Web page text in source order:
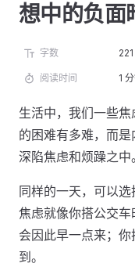
想中的负面
字数
阅读时间 1
生活中，我们一些
的困难有多难，而
深陷焦虑和烦躁之中。
同样的一天，可以选
焦虑就像你搭公交
会因此早一点来；
到。